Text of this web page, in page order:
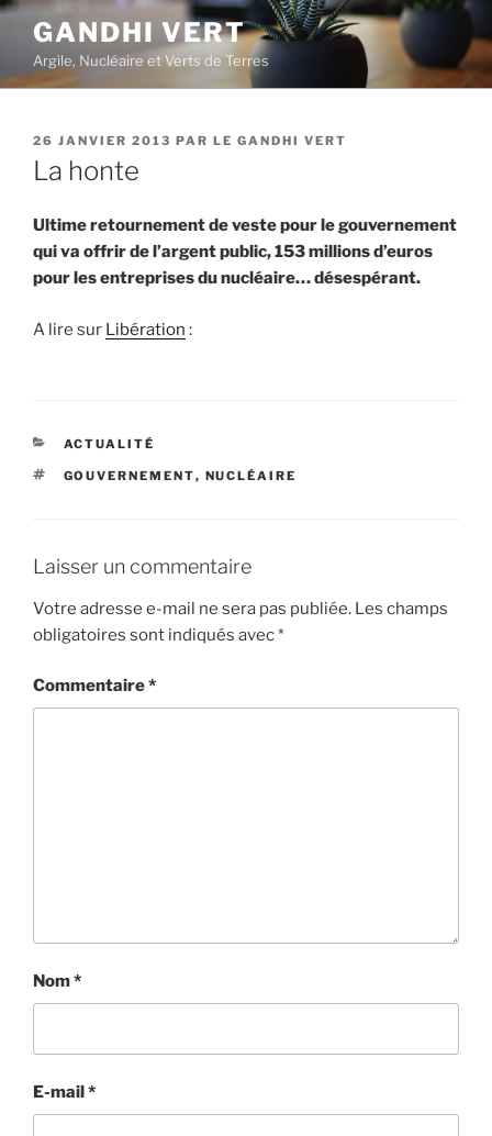
Aller
contenu
principal
GANDHI VERT
Argile, Nucléaire et Verts de Terres
PUBLIÉ
LE
26 JANVIER 2013 PAR LE GANDHI VERT
La honte
Ultime retournement de veste pour le gouvernement
qui va offrir de l’argent public, 153 millions d’euros
pour les entreprises du nucléaire… désespérant.
A lire sur Libération :
CATÉGORIES
ACTUALITÉ
ÉTIQUETTES
GOUVERNEMENT, NUCLÉAIRE
Laisser un commentaire
Votre adresse e-mail ne sera pas publiée. Les champs
obligatoires sont indiqués avec*
Commentaire*
Nom*
E-mail*